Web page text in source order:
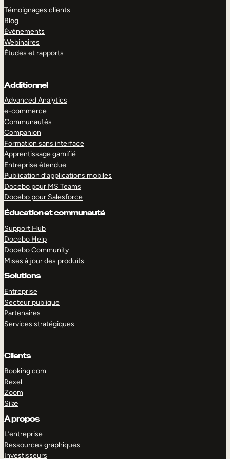
Témoignages clients
Blog
Événements
Webinaires
Études et rapports
Additionnel
Advanced Analytics
e-commerce
Communautés
Companion
Formation sans interface
Apprentissage gamifié
Entreprise étendue
Publication d’applications mobiles
Docebo pour MS Teams
Docebo pour Salesforce
Éducation et communauté
Support Hub
Docebo Help
Docebo Community
Mises à jour des produits
Solutions
Entreprise
Secteur publique
Partenaires
Services stratégiques
Clients
Booking.com
Rexel
Zoom
Silæ
À propos
L’entreprise
Ressources graphiques
Investisseurs